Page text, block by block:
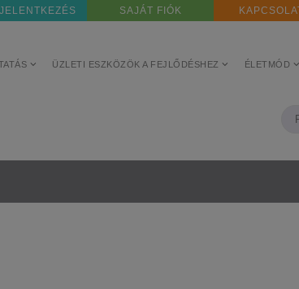
SAJÁT FIÓK
ÜZLETI ESZKÖZÖK A FEJLŐDÉSHEZ ÉLETMÓD